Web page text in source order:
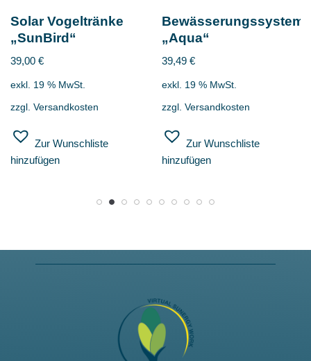
Solar Vogeltränke
„SunBird“
39,00 €
exkl. 19 % MwSt.
zzgl. Versandkosten
Zur Wunschliste
hinzufügen
Bewässerungssystem
„Aqua“
39,49 €
exkl. 19 % MwSt.
zzgl. Versandkosten
Zur Wunschliste
hinzufügen